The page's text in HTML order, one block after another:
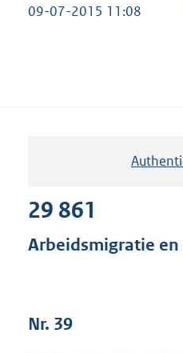
09-07-2015 11:08
29 861
Arbeidsmigratie
Nr. 39